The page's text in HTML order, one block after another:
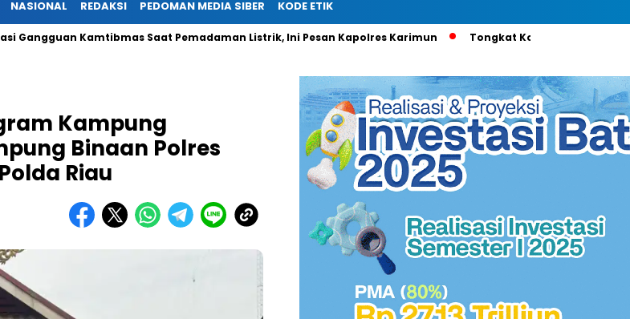
NASIONAL REDAKSI PEDOMAN MEDIA SIBER KODE ETIK
Kamtibmas Saat Pemadaman Listrik, Ini Pesan Kapolres Karimun Tongkat Komando Berganti, AKBP
Kampung
Binaan Polres
Riau